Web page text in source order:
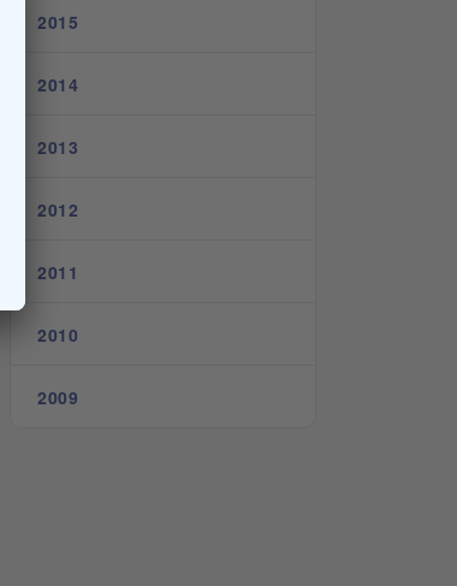
2015
2014
2013
2012
2011
2010
2009